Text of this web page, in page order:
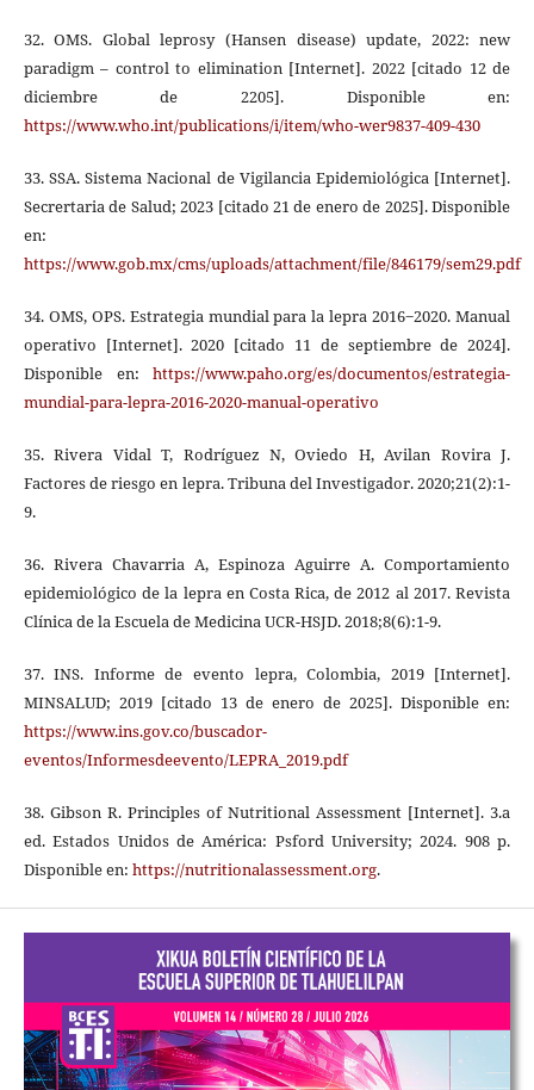
32. OMS. Global leprosy (Hansen disease) update, 2022: new
paradigm – control to elimination [Internet]. 2022 [citado 12 de
diciembre de 2205]. Disponible en:
https://www.who.int/publications/i/item/who-wer9837-409-430
33. SSA. Sistema Nacional de Vigilancia Epidemiológica [Internet].
Secrertaria de Salud; 2023 [citado 21 de enero de 2025]. Disponible
en:
https://www.gob.mx/cms/uploads/attachment/file/846179/sem29.pdf
34. OMS, OPS. Estrategia mundial para la lepra 2016‒2020. Manual
operativo [Internet]. 2020 [citado 11 de septiembre de 2024].
Disponible en:https://www.paho.org/es/documentos/estrategia-
mundial-para-lepra-2016-2020-manual-operativo
35. Rivera Vidal T, Rodríguez N, Oviedo H, Avilan Rovira J.
Factores de riesgo en lepra. Tribuna del Investigador. 2020;21(2):1-
9.
36. Rivera Chavarria A, Espinoza Aguirre A. Comportamiento
epidemiológico de la lepra en Costa Rica, de 2012 al 2017. Revista
Clínica de la Escuela de Medicina UCR-HSJD. 2018;8(6):1-9.
37. INS. Informe de evento lepra, Colombia, 2019 [Internet].
MINSALUD; 2019 [citado 13 de enero de 2025]. Disponible en:
https://www.ins.gov.co/buscador-
eventos/Informesdeevento/LEPRA_2019.pdf
38. Gibson R. Principles of Nutritional Assessment [Internet]. 3.a
ed. Estados Unidos de América: Psford University; 2024. 908 p.
Disponible en: https://nutritionalassessment.org.